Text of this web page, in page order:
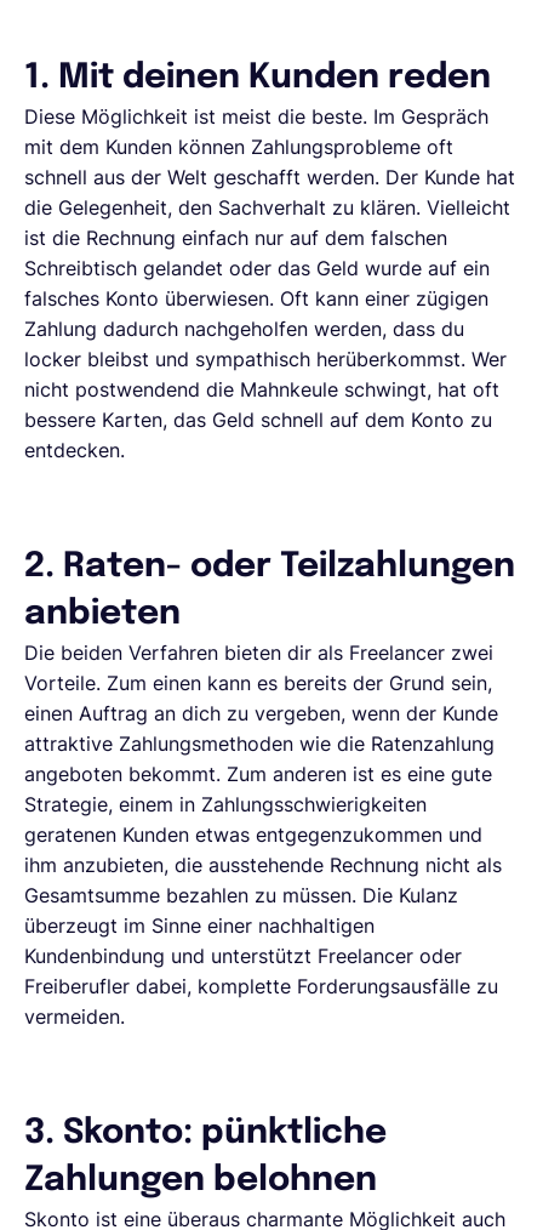
1. Mit deinen Kunden reden
Diese Möglichkeit ist meist die beste. Im Gespräch
mit dem Kunden können Zahlungsprobleme oft
schnell aus der Welt geschafft werden. Der Kunde hat
die Gelegenheit, den Sachverhalt zu klären. Vielleicht
ist die Rechnung einfach nur auf dem falschen
Schreibtisch gelandet oder das Geld wurde auf ein
falsches Konto überwiesen. Oft kann einer zügigen
Zahlung dadurch nachgeholfen werden, dass du
locker bleibst und sympathisch herüberkommst. Wer
nicht postwendend die Mahnkeule schwingt, hat oft
bessere Karten, das Geld schnell auf dem Konto zu
entdecken.
2. Raten- oder Teilzahlungen
anbieten
Die beiden Verfahren bieten dir als Freelancer zwei
Vorteile. Zum einen kann es bereits der Grund sein,
einen Auftrag an dich zu vergeben, wenn der Kunde
attraktive Zahlungsmethoden wie die Ratenzahlung
angeboten bekommt. Zum anderen ist es eine gute
Strategie, einem in Zahlungsschwierigkeiten
geratenen Kunden etwas entgegenzukommen und
ihm anzubieten, die ausstehende Rechnung nicht als
Gesamtsumme bezahlen zu müssen. Die Kulanz
überzeugt im Sinne einer nachhaltigen
Kundenbindung und unterstützt Freelancer oder
Freiberufler dabei, komplette Forderungsausfälle zu
vermeiden.
3. Skonto: pünktliche
Zahlungen belohnen
Skonto ist eine überaus charmante Möglichkeit auch